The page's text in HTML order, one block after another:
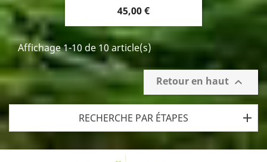
Prix
45,00 €
Affichage 1-10 de 10 article(s)
Retour en haut 
RECHERCHE PAR ÉTAPES